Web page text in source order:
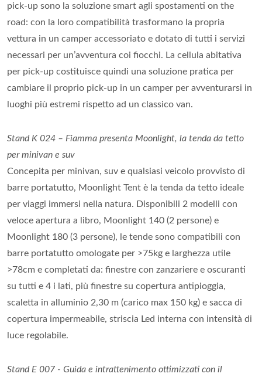
pick-up sono la soluzione smart agli spostamenti on the
road: con la loro compatibilità trasformano la propria
vettura in un camper accessoriato e dotato di tutti i servizi
necessari per un’avventura coi fiocchi. La cellula abitativa
per pick-up costituisce quindi una soluzione pratica per
cambiare il proprio pick-up in un camper per avventurarsi in
luoghi più estremi rispetto ad un classico van.
Stand K 024 – Fiamma presenta Moonlight, la tenda da tetto
per minivan e suv
Concepita per minivan, suv e qualsiasi veicolo provvisto di
barre portatutto, Moonlight Tent è la tenda da tetto ideale
per viaggi immersi nella natura. Disponibili 2 modelli con
veloce apertura a libro, Moonlight 140 (2 persone) e
Moonlight 180 (3 persone), le tende sono compatibili con
barre portatutto omologate per >75kg e larghezza utile
>78cm e completati da: finestre con zanzariere e oscuranti
su tutti e 4 i lati, più finestre su copertura antipioggia,
scaletta in alluminio 2,30 m (carico max 150 kg) e sacca di
copertura impermeabile, striscia Led interna con intensità di
luce regolabile.
Stand E 007 - Guida e intrattenimento ottimizzati con il